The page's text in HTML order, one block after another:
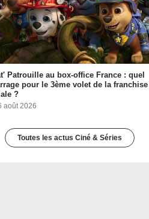
Patrouille au box-office France : quel
pour le 3ème volet de la franchise
?
août 2026
Toutes les actus Ciné & Séries